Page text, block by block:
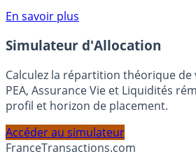
Voir conditions sur la page dédiée à
En savoir plus
Simulateur d'Allocation
Calculez la répartition théorique de
profil et horizon de placement.